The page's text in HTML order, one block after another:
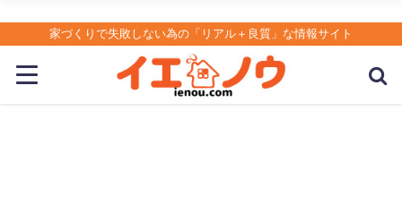
家づくりで失敗しない為の「リアル＋良質」な情報サイト